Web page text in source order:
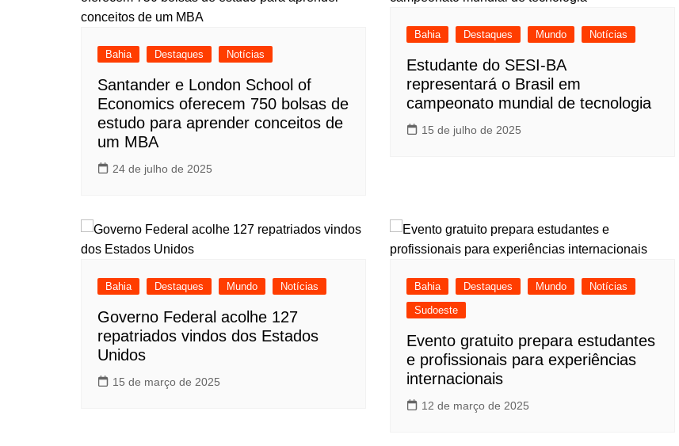
Bahia Destaques Notícias
Santander e London School of
Economics oferecem 750 bolsas de
estudo para aprender conceitos de
um MBA
24 de julho de 2025
Bahia Destaques Mundo Notícias
Estudante do SESI-BA
representará o Brasil em
campeonato mundial de tecnologia
15 de julho de 2025
Bahia Destaques Mundo Notícias
Governo Federal acolhe 127
repatriados vindos dos Estados
Unidos
15 de março de 2025
Bahia Destaques Mundo
Notícias
Sudoeste
Evento gratuito prepara estudantes
e profissionais para experiências
internacionais
12 de março de 2025